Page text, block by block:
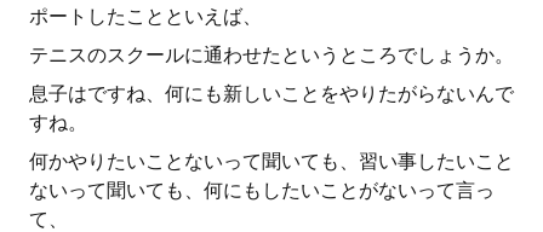
ポートしたことといえば、
テニスのスクールに通わせたというところでしょうか。
息子はですね、何にも新しいことをやりたがらないんで
すね。
何かやりたいことないって聞いても、習い事したいこと
ないって聞いても、何にもしたいことがないって言っ
て、